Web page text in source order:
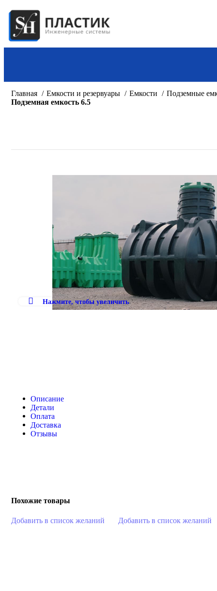
Время работы:
Смотреть все товары →
Пластиковые колодцы
Колодцы дренажные
Очистные сооружения и септики
Очистные сооружения
Септики
Септики и системы BioBox
Главная Емкости и резервуары Емкости
Подземные
Подземная емкость 6.5
Нажмите, чтобы увеличить
Описание
Детали
Оплата
Доставка
Отзывы
Похожие товары
Добавить в список желаний Добавить в список желаний